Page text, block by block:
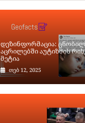
დეზინფორმაცია:
აცრილებში აუტიზმის
მეტია
თებ 12, 2025